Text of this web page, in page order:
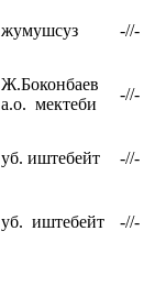
жумушсуз -//-
Ж.Боконбаев
а.о. мектеби
-//-
уб. иштебейт -//-
уб. иштебейт -//-